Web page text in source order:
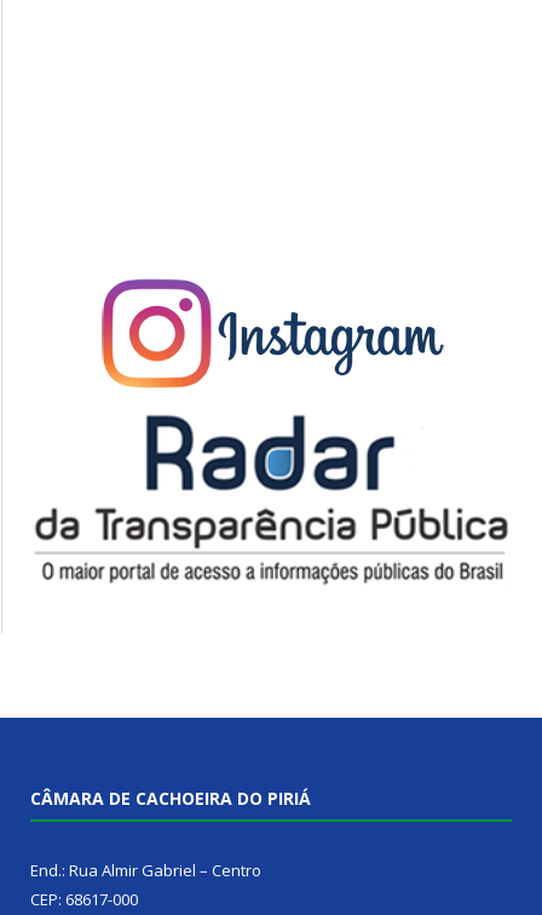
CÂMARA DE CACHOEIRA DO PIRIÁ
End.: Rua Almir Gabriel – Centro
CEP: 68617-000